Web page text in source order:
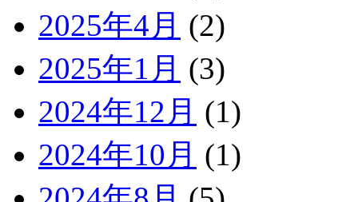
2025年4月 (2)
2025年1月 (3)
2024年12月 (1)
2024年10月 (1)